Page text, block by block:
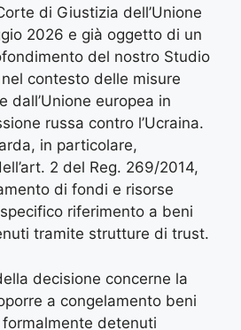
di Giustizia dell’Unione
2026 e già oggetto di un
del nostro Studio
contesto delle misure
dall’Unione europea in
russa contro l’Ucraina.
in particolare,
2 del Reg. 269/2014,
di fondi e risorse
riferimento a beni
tramite strutture di trust.
decisione concerne la
a congelamento beni
detenuti